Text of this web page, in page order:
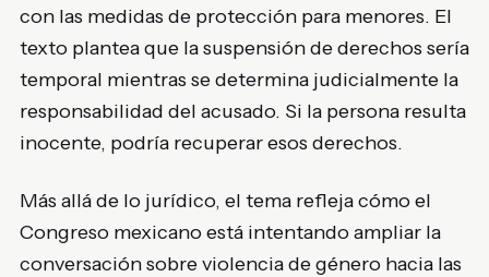
con las medidas de protección para menores. El
texto plantea que la suspensión de derechos sería
temporal mientras se determina judicialmente la
responsabilidad del acusado. Si la persona resulta
inocente, podría recuperar esos derechos.
Más allá de lo jurídico, el tema refleja cómo el
Congreso mexicano está intentando ampliar la
conversación sobre violencia de género hacia las